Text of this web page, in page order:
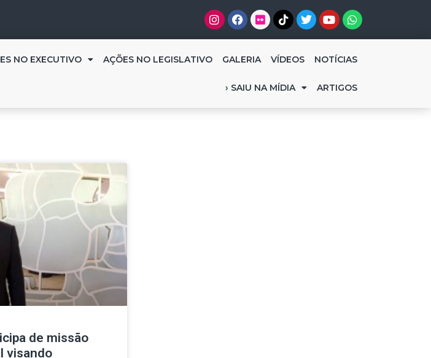
NO EXECUTIVO AÇÕES NO LEGISLATIVO GALERIA VÍDEOS NOTÍCIAS
› SAIU NA MÍDIA ARTIGOS
de missão
visando